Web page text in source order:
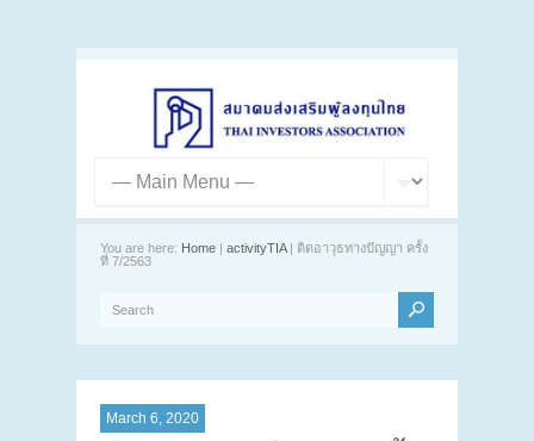
You are here: Home | activityTIA| ติดอาวุธทางปัญญา ครั้ง
ที่ 7/2563
March 6, 2020